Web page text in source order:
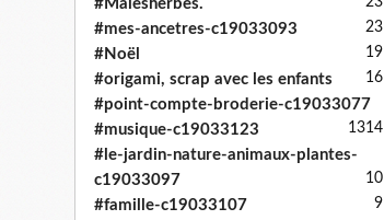
#Malesherbes.
#mes-ancetres-c19033093 23
#Noël 19
#origami, scrap avec les enfants 16
#point-compte-broderie-c19033077
14
#musique-c19033123 13
#le-jardin-nature-animaux-plantes-
c19033097
10
#famille-c19033107 9